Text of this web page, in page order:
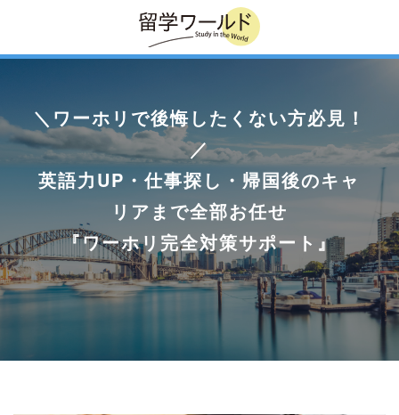
＼ワーホリで後悔したくない方必見！
／
英語力UP・仕事探し・帰国後のキャ
リアまで全部お任せ
『ワーホリ完全対策サポート』